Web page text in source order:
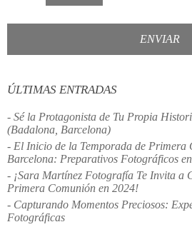
ÚLTIMAS ENTRADAS
- Sé la Protagonista de Tu Propia
(Badalona, Barcelona)
- El Inicio de la Temporada de Primera
Barcelona: Preparativos Fotográficos
- ¡Sara Martínez Fotografía Te Invita a
Primera Comunión en 2024!
- Capturando Momentos Preciosos:
Fotográficas